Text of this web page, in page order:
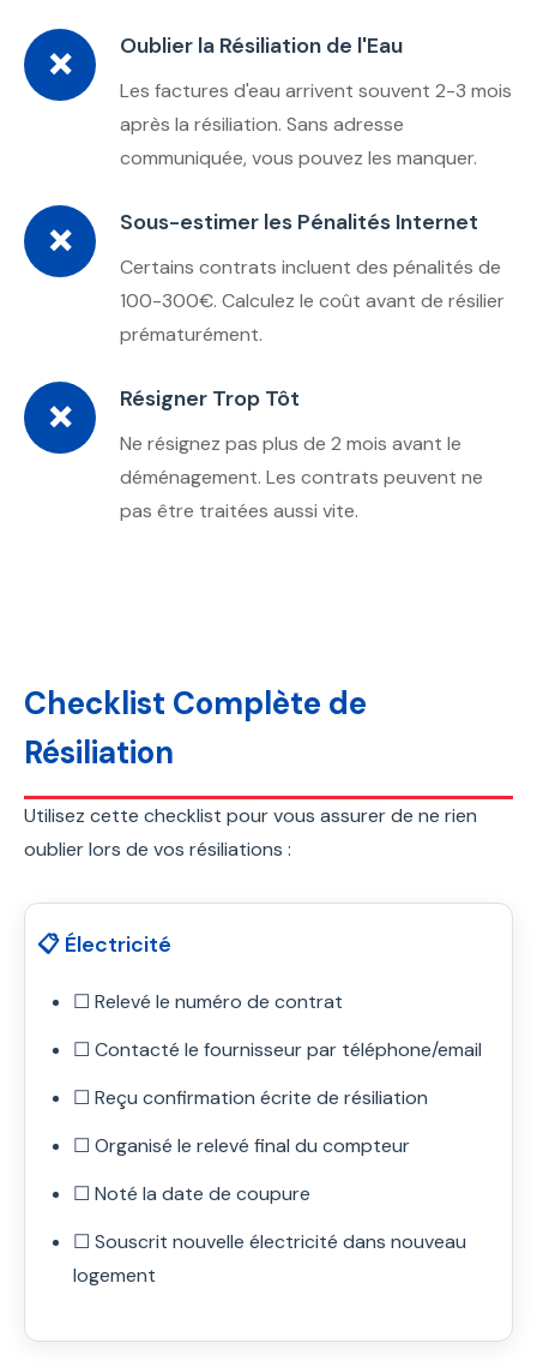
❌ Oublier la Résiliation de l'Eau
Les factures d'eau arrivent souvent 2-3 mois
après la résiliation. Sans adresse
communiquée, vous pouvez les manquer.
❌ Sous-estimer les Pénalités Internet
Certains contrats incluent des pénalités de
100-300€. Calculez le coût avant de résilier
prématurément.
❌ Résigner Trop Tôt
Ne résignez pas plus de 2 mois avant le
déménagement. Les contrats peuvent ne
pas être traitées aussi vite.
Checklist Complète de
Résiliation
Utilisez cette checklist pour vous assurer de ne rien
oublier lors de vos résiliations :
📋 Électricité
☐ Relevé le numéro de contrat
☐ Contacté le fournisseur par téléphone/email
☐ Reçu confirmation écrite de résiliation
☐ Organisé le relevé final du compteur
☐ Noté la date de coupure
☐ Souscrit nouvelle électricité dans nouveau
logement